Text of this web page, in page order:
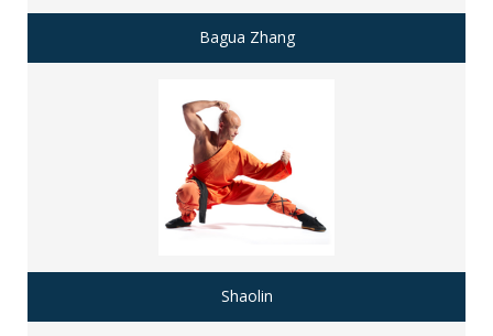
Bagua Zhang
Shaolin